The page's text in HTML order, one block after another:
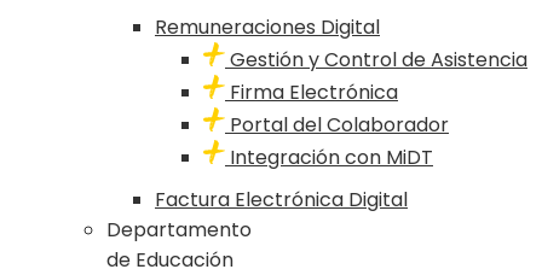
Remuneraciones Digital
Gestión y Control de Asistencia
Firma Electrónica
Portal del Colaborador
Integración con MiDT
Factura Electrónica Digital
Departamento
de Educación